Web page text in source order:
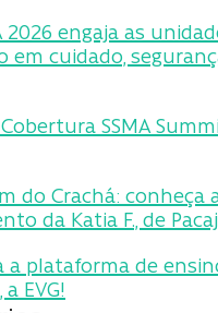
2026 engaja as
em cuidado,
SSMA
do Crachá: conheça
da Katia F., de
a plataforma de
EVG!